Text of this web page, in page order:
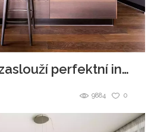
Perfektní byt si zaslouží perfektní interiér
0
9884